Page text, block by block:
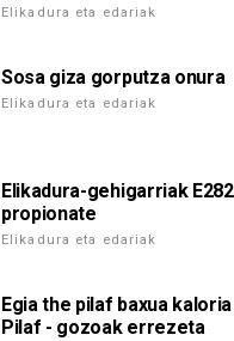
Elikadura eta edariak
Sosa giza gorputza onura
Elikadura eta edariak
Elikadura-gehigarriak
propionate
Elikadura eta edariak
Egia the pilaf baxua
Pilaf - gozoak errezeta